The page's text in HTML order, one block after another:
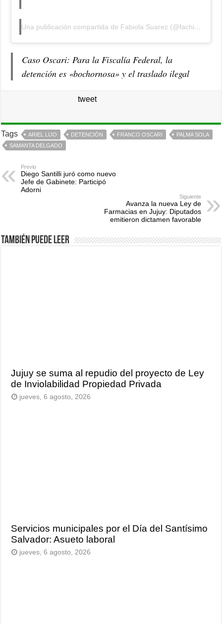
Una publicación compartida de Fabiola Suarez (@fachi.suarez)
Caso Oscari: Para la Fiscalía Federal, la
detención es «bochornosa» y el traslado ilegal
tweet
Tags ARIEL LIJO DETENCIÓN FRANCO OSCARI
PALMA SOLA
SAMANTA DELGADO
Previo
Diego Santilli juró como nuevo
Jefe de Gabinete: Participó
Adorni
Siguiente
Avanza la nueva Ley de
Farmacias en Jujuy: Diputados
emitieron dictamen favorable
También puede leer
Jujuy se suma al repudio del proyecto de Ley
de Inviolabilidad Propiedad Privada
jueves, 6 agosto, 2026
Servicios municipales por el Día del Santísimo
Salvador: Asueto laboral
jueves, 6 agosto, 2026